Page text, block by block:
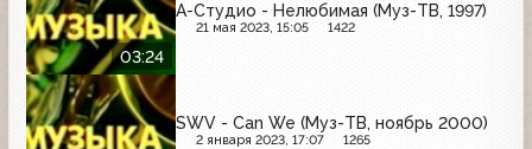
03:24
А-Студио - Нелюбимая (Муз-ТВ, 1997)
21 мая 2023, 15:05 1422
SWV - Can We (Муз-ТВ, ноябрь 2000)
2 января 2023, 17:07 1265